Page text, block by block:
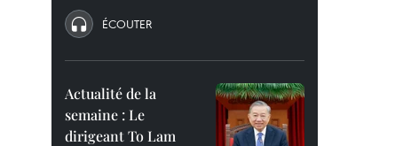
ÉCOUTER
Actualité de la
semaine : Le
dirigeant To Lam